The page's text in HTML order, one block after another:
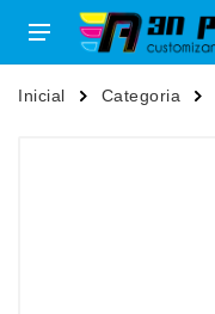
Inicial Categoria